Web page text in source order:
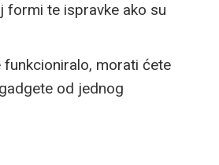
formi te ispravke ako su
funkcioniralo, morati ćete
od jednog